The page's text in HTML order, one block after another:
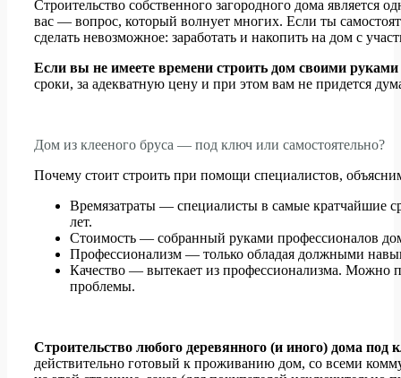
Строительство собственного загородного дома
вас — вопрос, который волнует многих. Если ты
сделать невозможное: заработать и накопить на дом с
Если вы не имеете времени строить дом своими руками
сроки, за адекватную цену и при этом вам не придется
Дом из клееного бруса — под ключ или самостоятельно?
Почему стоит строить при помощи специалистов,
Времязатраты — специалисты в самые кратчайшие
лет.
Стоимость — собранный руками профессионалов
Профессионализм — только обладая должными
Качество — вытекает из профессионализма. Можно
проблемы.
Строительство любого деревянного (и иного) дома
действительно готовый к проживанию дом, со всеми